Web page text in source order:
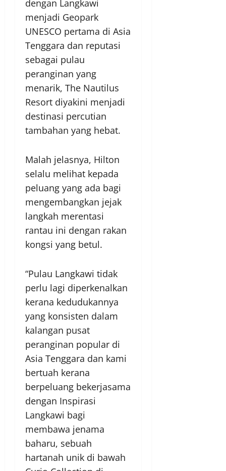
dengan Langkawi
menjadi Geopark
UNESCO pertama di Asia
Tenggara dan reputasi
sebagai pulau
peranginan yang
menarik, The Nautilus
Resort diyakini menjadi
destinasi percutian
tambahan yang hebat.
Malah jelasnya, Hilton
selalu melihat kepada
peluang yang ada bagi
mengembangkan jejak
langkah merentasi
rantau ini dengan rakan
kongsi yang betul.
“Pulau Langkawi tidak
perlu lagi diperkenalkan
kerana kedudukannya
yang konsisten dalam
kalangan pusat
peranginan popular di
Asia Tenggara dan kami
bertuah kerana
berpeluang bekerjasama
dengan Inspirasi
Langkawi bagi
membawa jenama
baharu, sebuah
hartanah unik di bawah